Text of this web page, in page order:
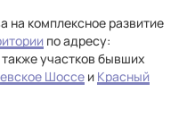
на комплексное развитие
по адресу:
участков бывших
Шоссе и Красный